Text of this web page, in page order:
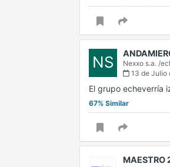
NS Nexxo s.a. /
13 de Julio
El grupo echeverría
67% Similar
MAESTRO